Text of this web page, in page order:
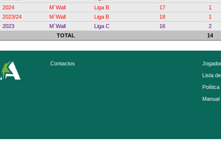
2024
M´Wall Liga B 17
1
2023/24
M´Wall Liga B 18
1
2023
M´Wall Liga C 16
2
TOTAL
14
Contactos
Lista
Política